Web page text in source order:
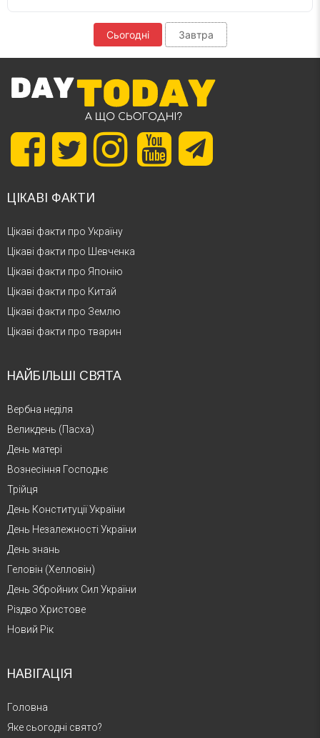
Сьогодні Завтра
ЦІКАВІ ФАКТИ
Цікаві факти про Україну
Цікаві факти про Шевченка
Цікаві факти про Японію
Цікаві факти про Китай
Цікаві факти про Землю
Цікаві факти про тварин
НАЙБІЛЬШІ СВЯТА
Вербна неділя
Великдень (Пасха)
День матері
Вознесіння Господнє
Трійця
День Конституції України
День Незалежності України
День знань
Геловін (Хелловін)
День Збройних Сил України
Різдво Христове
Новий Рік
НАВІГАЦІЯ
Головна
Яке сьогодні свято?